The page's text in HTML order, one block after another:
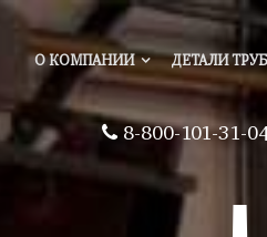
О КОМПАНИИ ДЕТАЛИ
8-800-101-31-